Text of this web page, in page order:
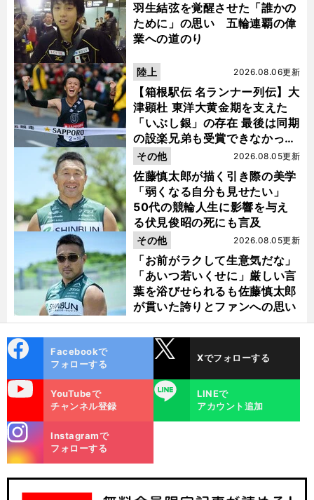
羽生結弦を覚醒させた「誰かの
ために」の思い 五輪連覇の偉
業への道のり
【箱根駅伝 名ランナー列伝】大
津顕杜 東洋大黄金期を支えた
「いぶし銀」の存在 最後は同期
の設楽兄弟も受賞できなかった
金栗杯に輝く
2026.08.06更新
陸上
佐藤慎太郎が描く引き際の美学
「弱くなる自分も見せたい」
50代の競輪人生に影響を与え
る伏見俊昭の死にも言及
2026.08.05更新
その他
「お前がラクして生意気だな」
「あいつ若いくせに」厳しい言
葉を浴びせられるも佐藤慎太郎
が貫いた誇りとファンへの思い
2026.08.05更新
その他
ok
Facebookで
フォローする
Xでフォローする
YouTubeで
チャンネル登録
LINE
LINEで
アカウント追加
m
Instagramで
フォローする